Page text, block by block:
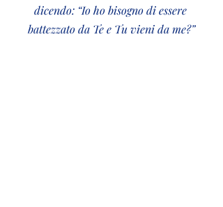
dicendo: “Io ho bisogno di essere
battezzato da Te e Tu vieni da me?”